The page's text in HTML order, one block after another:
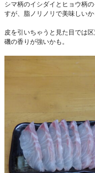
シマ柄のイシダイとヒョウ柄
すが、脂ノリノリで美味しいか
皮を引いちゃうと見た目では
磯の香りが強いかも。